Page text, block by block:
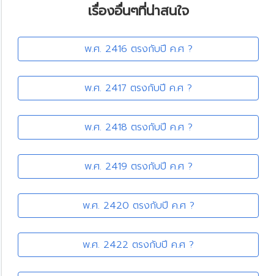
เรื่องอื่นๆที่น่าสนใจ
พ.ศ. 2416 ตรงกับปี ค.ศ ?
พ.ศ. 2417 ตรงกับปี ค.ศ ?
พ.ศ. 2418 ตรงกับปี ค.ศ ?
พ.ศ. 2419 ตรงกับปี ค.ศ ?
พ.ศ. 2420 ตรงกับปี ค.ศ ?
พ.ศ. 2422 ตรงกับปี ค.ศ ?